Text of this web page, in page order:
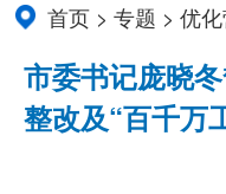
首页 >专题 >优
市委书记庞晓
整改及“百千万